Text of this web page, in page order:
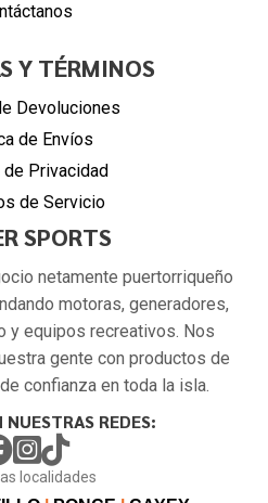
Y TÉRMINOS
Devoluciones
de Envíos
de Privacidad
de Servicio
SPORTS
netamente puertorriqueño
motoras, generadores,
y equipos recreativos. Nos
gente con productos de
confianza en toda la isla.
NUESTRAS REDES:
localidades